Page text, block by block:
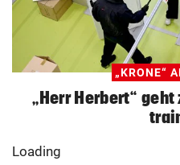
„KRONE“
„Herr Herbert“ geht
Loading